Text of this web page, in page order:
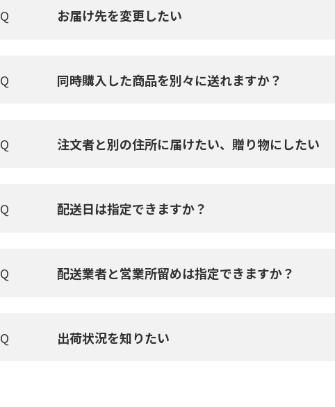
お届け先を変更したい
同時購入した商品を別々に送れますか？
注文者と別の住所に届けたい、贈り物にしたい
配送日は指定できますか？
配送業者と営業所留めは指定できますか？
出荷状況を知りたい